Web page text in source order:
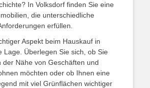
In Volksdorf finden Sie eine
die unterschiedliche
erfüllen.
Aspekt beim Hauskauf in
Lage. Überlegen Sie sich, ob Sie
der Nähe von Geschäften und
möchten oder ob Ihnen eine
mit viel Grünflächen wichtiger